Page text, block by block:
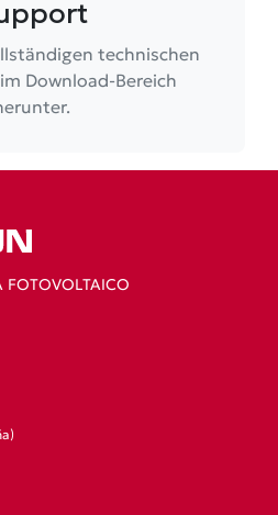
technischen
Download-Bereich
FOTOVOLTAICO